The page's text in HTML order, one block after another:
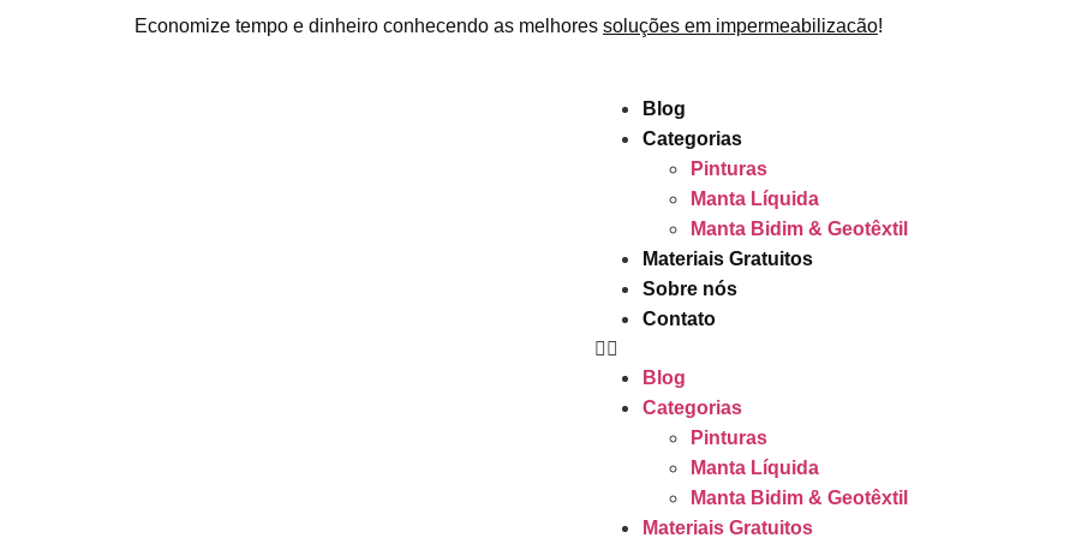
Economize tempo e dinheiro conhecendo as melhores soluções em impermeabilizacão!
Blog
Categorias
Pinturas
Manta Líquida
Manta Bidim & Geotêxtil
Materiais Gratuitos
Sobre nós
Contato
Blog
Categorias
Pinturas
Manta Líquida
Manta Bidim & Geotêxtil
Materiais Gratuitos